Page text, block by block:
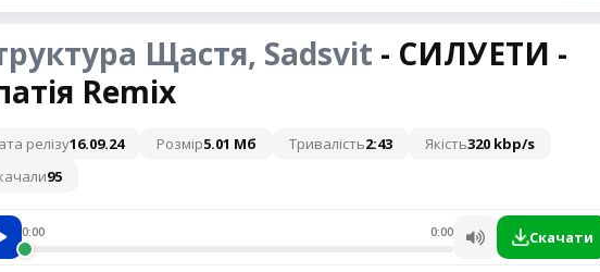
Щастя, Sadsvit - СИЛУЕТИ -
Remix
релізу16.09.24 Розмір5.01 Мб Тривалість2:43 Якість320 kbp/s
95
0:00 0:00 Скачати